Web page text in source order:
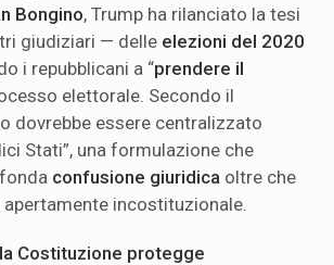
Bongino, Trump ha rilanciato la tesi
giudiziari — delle elezioni del 2020
i repubblicani a “prendere il
elettorale. Secondo il
dovrebbe essere centralizzato
Stati”, una formulazione che
confusione giuridica oltre che
apertamente incostituzionale.
Costituzione protegge